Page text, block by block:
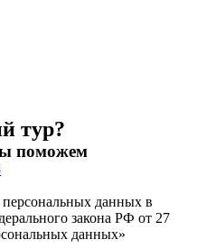
тур?
поможем
данных в
закона РФ от 27
данных»